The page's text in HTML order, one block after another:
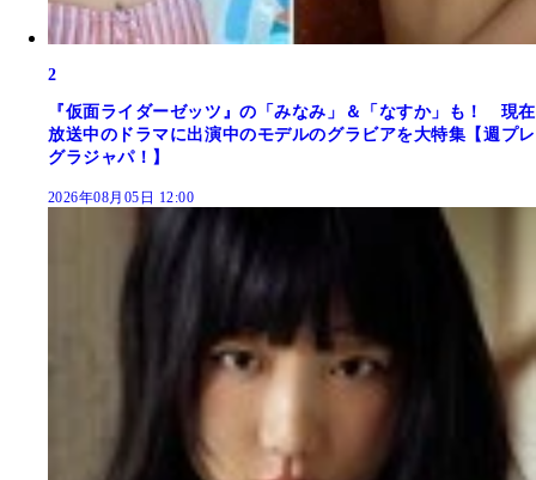
2
『仮面ライダーゼッツ』の「みなみ」＆「なすか」も！ 現在
放送中のドラマに出演中のモデルのグラビアを大特集【週プレ
グラジャパ！】
2026年08月05日 12:00